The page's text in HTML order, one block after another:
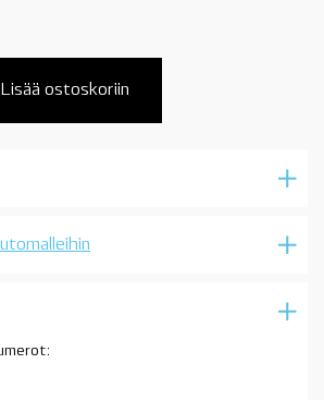
Lisää ostoskoriin